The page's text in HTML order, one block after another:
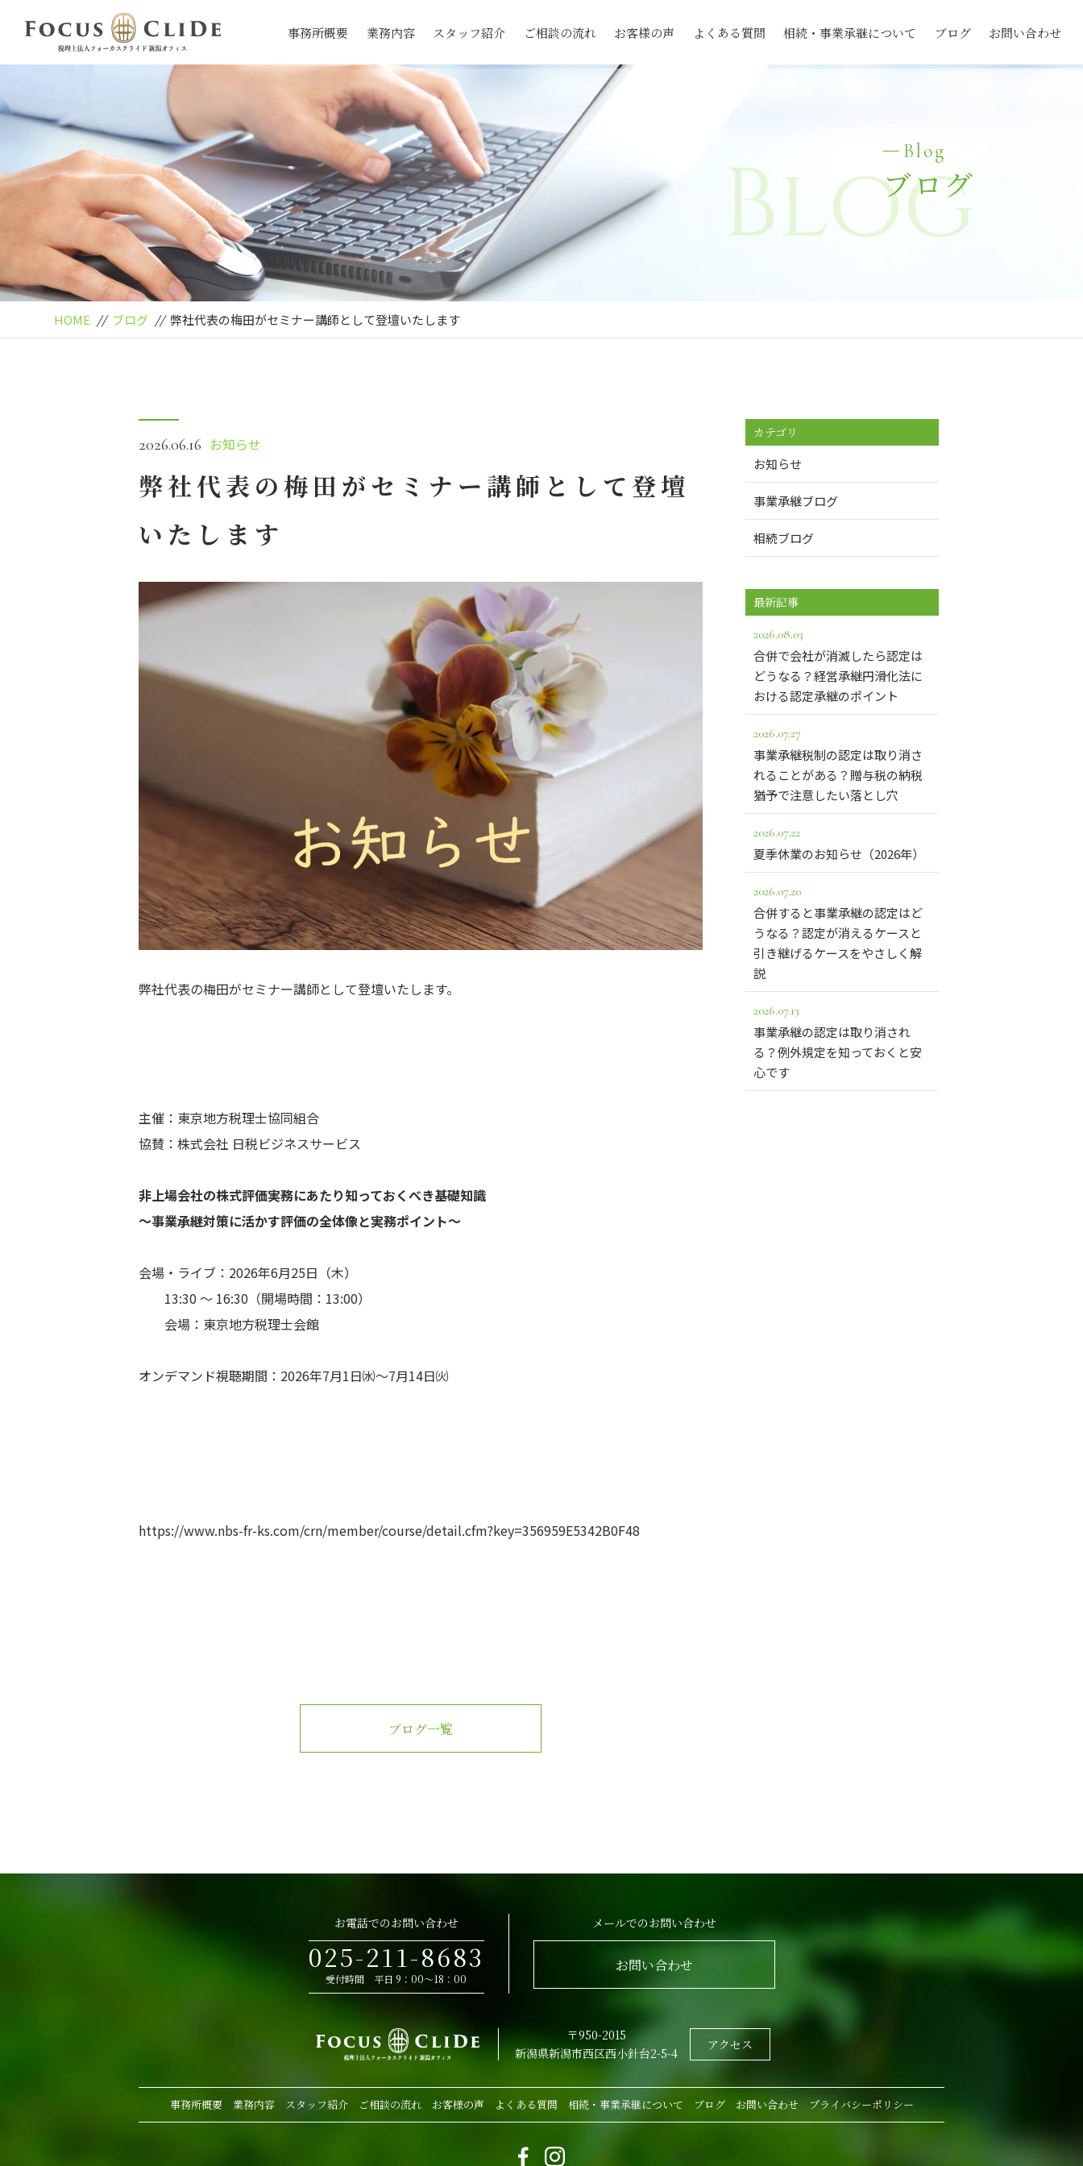
事務所概要 業務内容 スタッフ紹介 ご相談の流れ お客様の声 よくある質問 相続・事業承継について ブログ お問い合わせ
Blog
ブログ
Blog
HOME // ブログ // 弊社代表の梅田がセミナー講師として登壇いたします
2026.06.16 お知らせ
弊社代表の梅田がセミナー講師として登壇
いたします
弊社代表の梅田がセミナー講師として登壇いたします。
主催：東京地方税理士協同組合
協賛：株式会社 日税ビジネスサービス
非上場会社の株式評価実務にあたり知っておくべき基礎知識
～事業承継対策に活かす評価の全体像と実務ポイント～
会場・ライブ：2026年6月25日（木）
13:30 ～ 16:30（開場時間：13:00）
会場：東京地方税理士会館
オンデマンド視聴期間：2026年7月1日㈬～7月14日㈫
https://www.nbs-fr-ks.com/crn/member/course/detail.cfm?key=356959E5342B0F48
ブログ一覧
カテゴリ
お知らせ
事業承継ブログ
相続ブログ
最新記事
2026.08.03
合併で会社が消滅したら認定は
どうなる？経営承継円滑化法に
おける認定承継のポイント
2026.07.27
事業承継税制の認定は取り消さ
れることがある？贈与税の納税
猶予で注意したい落とし穴
2026.07.22
夏季休業のお知らせ（2026年）
2026.07.20
合併すると事業承継の認定はど
うなる？認定が消えるケースと
引き継げるケースをやさしく解
説
2026.07.13
事業承継の認定は取り消され
る？例外規定を知っておくと安
心です
お電話でのお問い合わせ
025-211-8683
受付時間 平日 9：00～18：00
メールでのお問い合わせ
お問い合わせ
〒950-2015
新潟県新潟市西区西小針台2-5-4
アクセス
事務所概要 業務内容 スタッフ紹介 ご相談の流れ お客様の声 よくある質問 相続・事業承継について ブログ お問い合わせ プライバシーポリシー